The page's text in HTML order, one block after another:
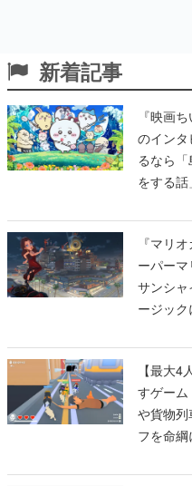
新着記事
『映画
のイン
るなら
をする
『マリ
ーパー
サンシャ
ージッ
「ドル
【最大4
すゲー
や貨物
フを命